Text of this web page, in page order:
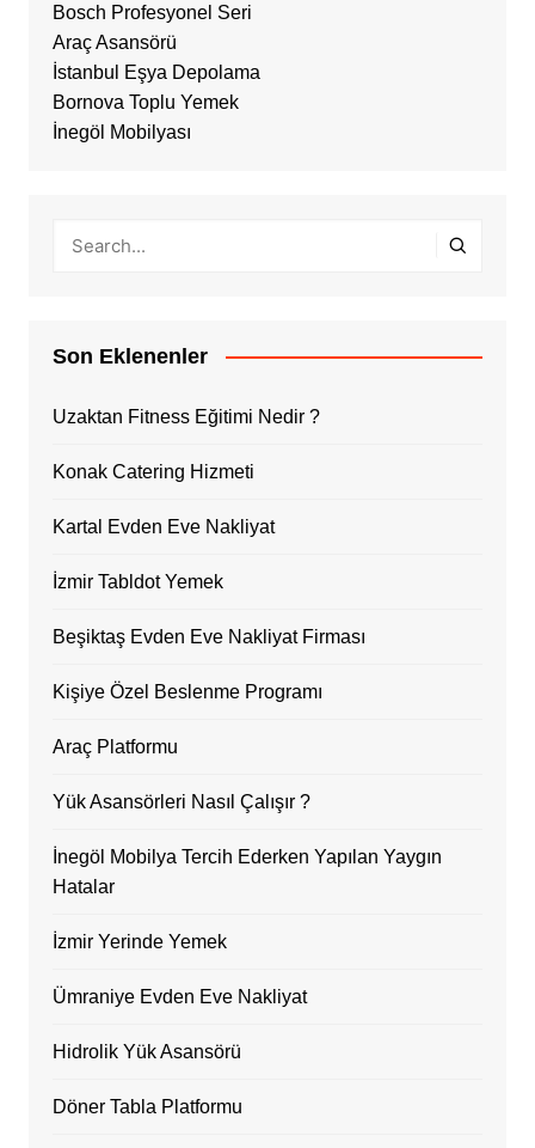
Bosch Profesyonel Seri
Araç Asansörü
İstanbul Eşya Depolama
Bornova Toplu Yemek
İnegöl Mobilyası
Son Eklenenler
Uzaktan Fitness Eğitimi Nedir ?
Konak Catering Hizmeti
Kartal Evden Eve Nakliyat
İzmir Tabldot Yemek
Beşiktaş Evden Eve Nakliyat Firması
Kişiye Özel Beslenme Programı
Araç Platformu
Yük Asansörleri Nasıl Çalışır ?
İnegöl Mobilya Tercih Ederken Yapılan Yaygın
Hatalar
İzmir Yerinde Yemek
Ümraniye Evden Eve Nakliyat
Hidrolik Yük Asansörü
Döner Tabla Platformu